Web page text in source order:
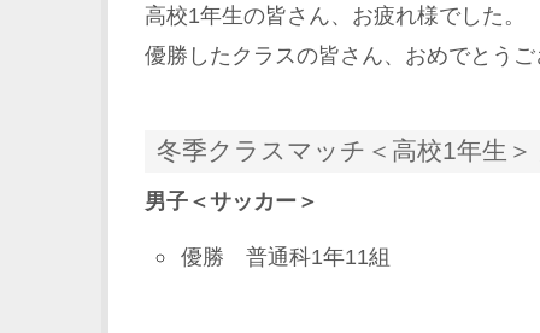
高校1年生の皆さん、お疲れ様でした。
優勝したクラスの皆さん、おめでとう
冬季クラスマッチ＜高校1年生＞
男子＜サッカー＞
優勝 普通科1年11組